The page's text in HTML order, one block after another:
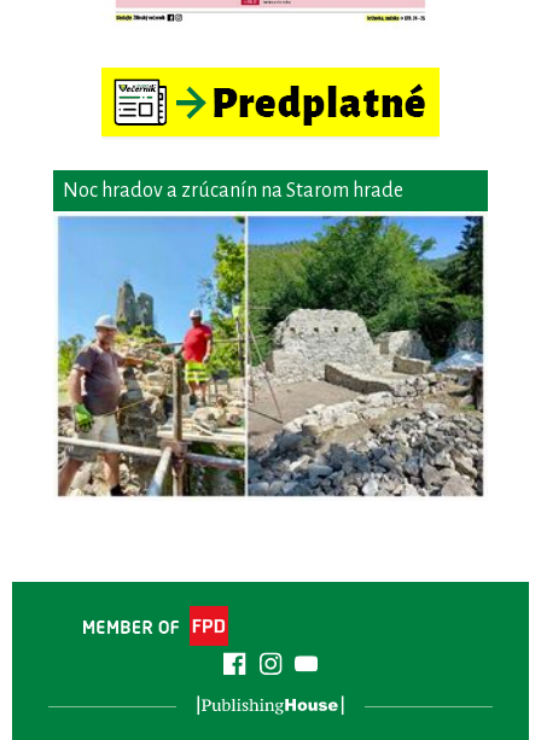
Noc hradov a zrúcanín na Starom hrade